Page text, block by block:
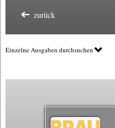
zurück
Einzelne Ausgaben durchsuchen